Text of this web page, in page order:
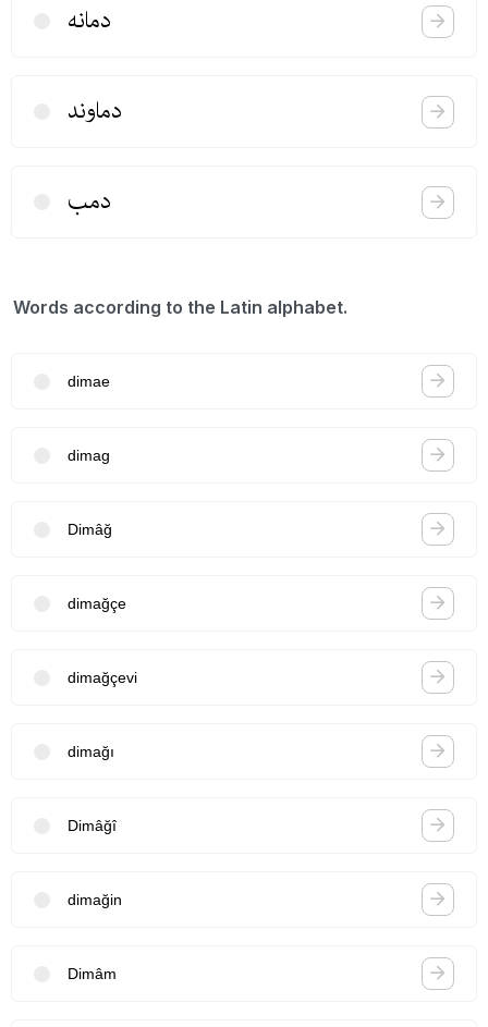
دمانه
دماوند
دمب
Words according to the Latin alphabet.
dimae
dimag
Dimâğ
dimağçe
dimağçevi
dimağı
Dimâğî
dimağin
Dimâm